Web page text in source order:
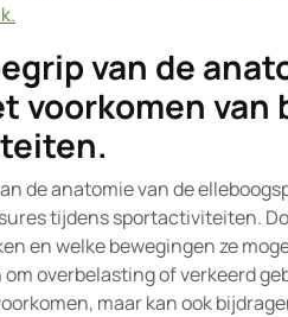
van de
voorkomen van
de anatomie van de
tijdens sportactiviteiten.
en welke bewegingen ze
overbelasting of verkeerd
maar kan ook